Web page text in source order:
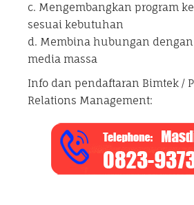
c. Mengembangkan program
sesuai kebutuhan
d. Membina hubungan
media massa
Info dan pendaftaran Bimtek /
Relations Management: